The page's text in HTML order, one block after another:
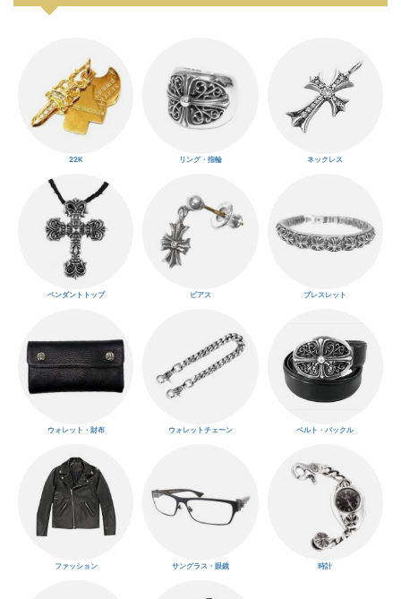
22K リング・指輪 ネックレス
ペンダントトップ ピアス ブレスレット
ウォレット・財布 ウォレットチェーン ベルト・バックル
ファッション サングラス・眼鏡 時計